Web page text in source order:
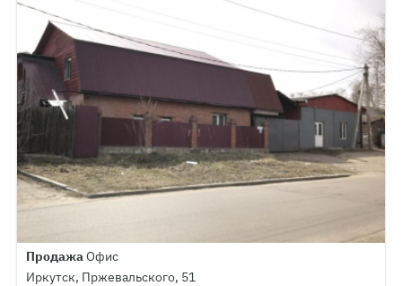
Продажа Офис
Иркутск, Пржевальского, 51